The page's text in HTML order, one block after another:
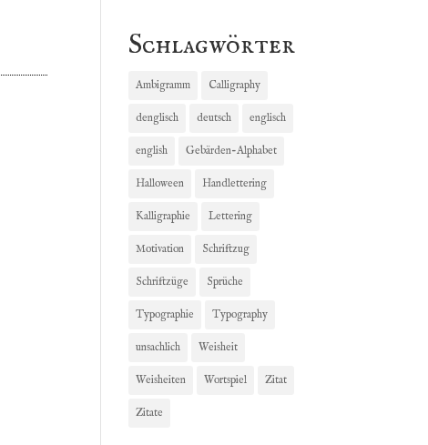
Schlagwörter
Ambigramm Calligraphy
denglisch deutsch englisch
english Gebärden-Alphabet
Halloween Handlettering
Kalligraphie Lettering
Motivation Schriftzug
Schriftzüge Sprüche
Typographie Typography
unsachlich Weisheit
Weisheiten Wortspiel Zitat
Zitate